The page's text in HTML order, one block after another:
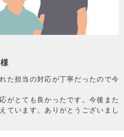
た担当の対応が丁寧だったので今
がとても良かったです。今後また
ています。ありがとうございまし